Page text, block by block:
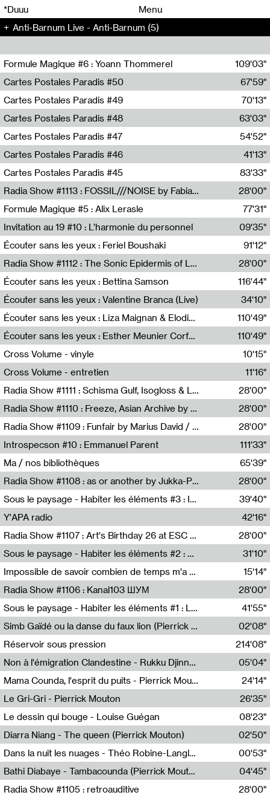
*Duuu
Menu
Anti-Barnum Live - Anti-Barnum (5)
Formule Magique #6 : Yoann Thommerel
Nathalie Lacroix,Yoann Thommerel
109'03"
Cartes Postales Paradis #50
Zoé Leroux
67'59"
Cartes Postales Paradis #49
Aurore Portales
70'13"
Cartes Postales Paradis #48
Mathias Dupaquier
63'03"
Cartes Postales Paradis #47
Raymond Engramer
54'52"
Cartes Postales Paradis #46
Sarah Banville
41'13"
Cartes Postales Paradis #45
Mateo Cuin
83'33"
Radia Show #1113 : FOSSIL///NOISE by Fabiana Gibim / Wave Farm
Wave Farm
28'00"
Formule Magique #5 : Alix Lerasle
Nathalie Lacroix
77'31"
Invitation au 19 #10 : L’harmonie du personnel
19, CRAC
09'35"
Écouter sans les yeux : Feriel Boushaki
Feriel Boushaki
91'12"
Radia Show #1112 : The Sonic Epidermis of Lake Léman by Paul Courlet / Guest Slot
28'00"
Écouter sans les yeux : Bettina Samson
Bettina Samson
116'44"
Écouter sans les yeux : Valentine Branca (Live)
Valentine Branca
34'10"
Écouter sans les yeux : Liza Maignan & Elodie Lecat
Liza Maignan,Elodie Lecat
110'49"
Écouter sans les yeux : Esther Meunier Corfdyr
Esther Meunier Corfdyr
110'49"
Cross Volume - vinyle
10'15"
Cross Volume - entretien
11'16"
Radia Show #1111 : Schisma Gulf, Isogloss & Lament For The Old Clock By Harvey Young / Resonance
Resonance
28'00"
Radia Show #1110 : Freeze, Asian Archive by Avita Maheen / Radio Worm
Radio WORM
28'00"
Radia Show #1109 : Funfair by Marius David / JET FM
Jet FM
28'00"
Introspecson #10 : Emmanuel Parent
Pierre Henry,Emmanuel Parent
111'33"
Ma / nos bibliothèques
Sarah Tritz,Elene Lapiashivili,Justin Marconnet,Mateo Cuche,Esther Lechevalier,Suzie Lecroart,Romance Castelet
65'39"
Radia Show #1108 : as or another by Jukka-Pekka Kervinen / Rádio Zero
Radio Zero
28'00"
Sous le paysage - Habiter les éléments #3 : Interprétations, rituels et symboliques des éléments
Nastassja Martin
39'40"
Y'APA radio
Pierrick Mouton
42'16"
Radia Show #1107 : Art's Birthday 26 at ESC - Medien Kunst Labor
Radio Helsinki
28'00"
Sous le paysage - Habiter les éléments #2 : Vers le tournant élémentaire
Nastassja Martin
31'10"
Impossible de savoir combien de temps m'a échappé
Mélanie Blaison,Mateo Cuin
15'14"
Radia Show #1106 : Kanal103 ШУМ
Kanal103
28'00"
Sous le paysage - Habiter les éléments #1 : Les éléments et les débordements du vivant
Nastassja Martin
41'55"
Simb Gaïdé ou la danse du faux lion (Pierrick Mouton)
Pierrick Mouton,Simb Gaïdé
02'08"
Réservoir sous pression
214'08"
Non à l'émigration Clandestine - Rukku Djinne Squad (Eden Tinto Collins)
Eden Tinto Collins,Rukku Djinne
05'04"
Mama Counda, l'esprit du puits - Pierrick Mouton
Pierrick Mouton
24'14"
Le Gri-Gri - Pierrick Mouton
Pierrick Mouton
26'35"
Le dessin qui bouge - Louise Guégan
Louise Guégan
08'23"
Diarra Niang - The queen (Pierrick Mouton)
Pierrick Mouton,Diarra Niang
02'50"
Dans la nuit les nuages - Théo Robine-Langlois
Théo Robine-Langlois,LD Beat
00'53"
Bathi Diabaye - Tambacounda (Pierrick Mouton)
Pierrick Mouton,Bathi Diabaye
04'45"
Radia Show #1105 : retroauditive
28'00"
00 00
00 00